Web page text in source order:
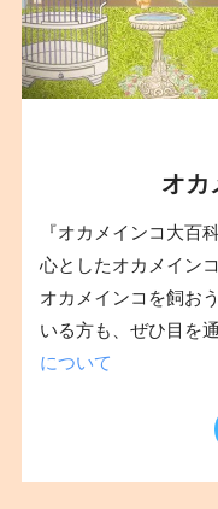
オカ
『オカメインコ大百
心としたオカメイン
オカメインコを飼お
いる方も、ぜひ目を
について